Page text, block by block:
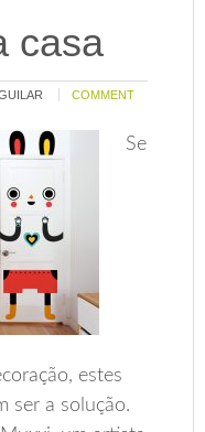
casa
COMMENT
Se
estes
ser a solução.